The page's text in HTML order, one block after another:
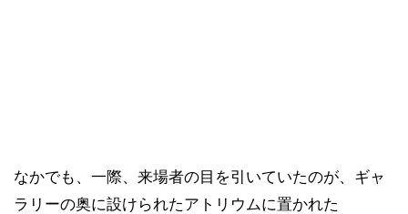
なかでも、一際、来場者の目を引いていたのが、ギャ
ラリーの奥に設けられたアトリウムに置かれた